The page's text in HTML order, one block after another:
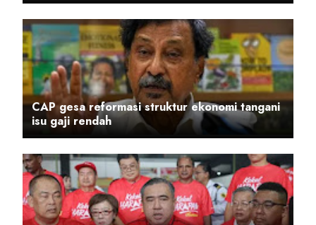
CAP gesa reformasi struktur ekonomi tangani
isu gaji rendah